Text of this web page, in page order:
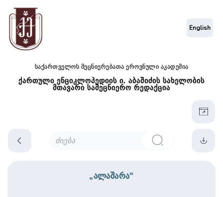
საქართველოს მეცნიერებათა ეროვნული აკადემია
ქართული ენციკლოპედიის ი. აბაშიძის სახელობის
მთავარი სამეცნიერო რედაქცია
English
„ალაშარა“